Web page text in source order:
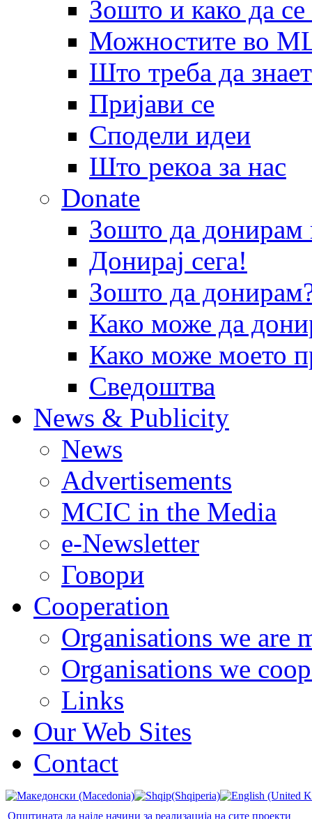
Зошто и како да
Можностите во
Што треба да
Пријави се
Сподели идеи
Што рекоа за нас
Donate
Зошто да
Донирај сега!
Зошто да
Како може да
Како може моето
Сведоштва
News & Publicity
News
Advertisements
MCIC in the Media
e-Newsletter
Говори
Cooperation
Organisations we are
Organisations we
Links
Our Web Sites
Contact
Општината да најде начини за реализација на сите проекти